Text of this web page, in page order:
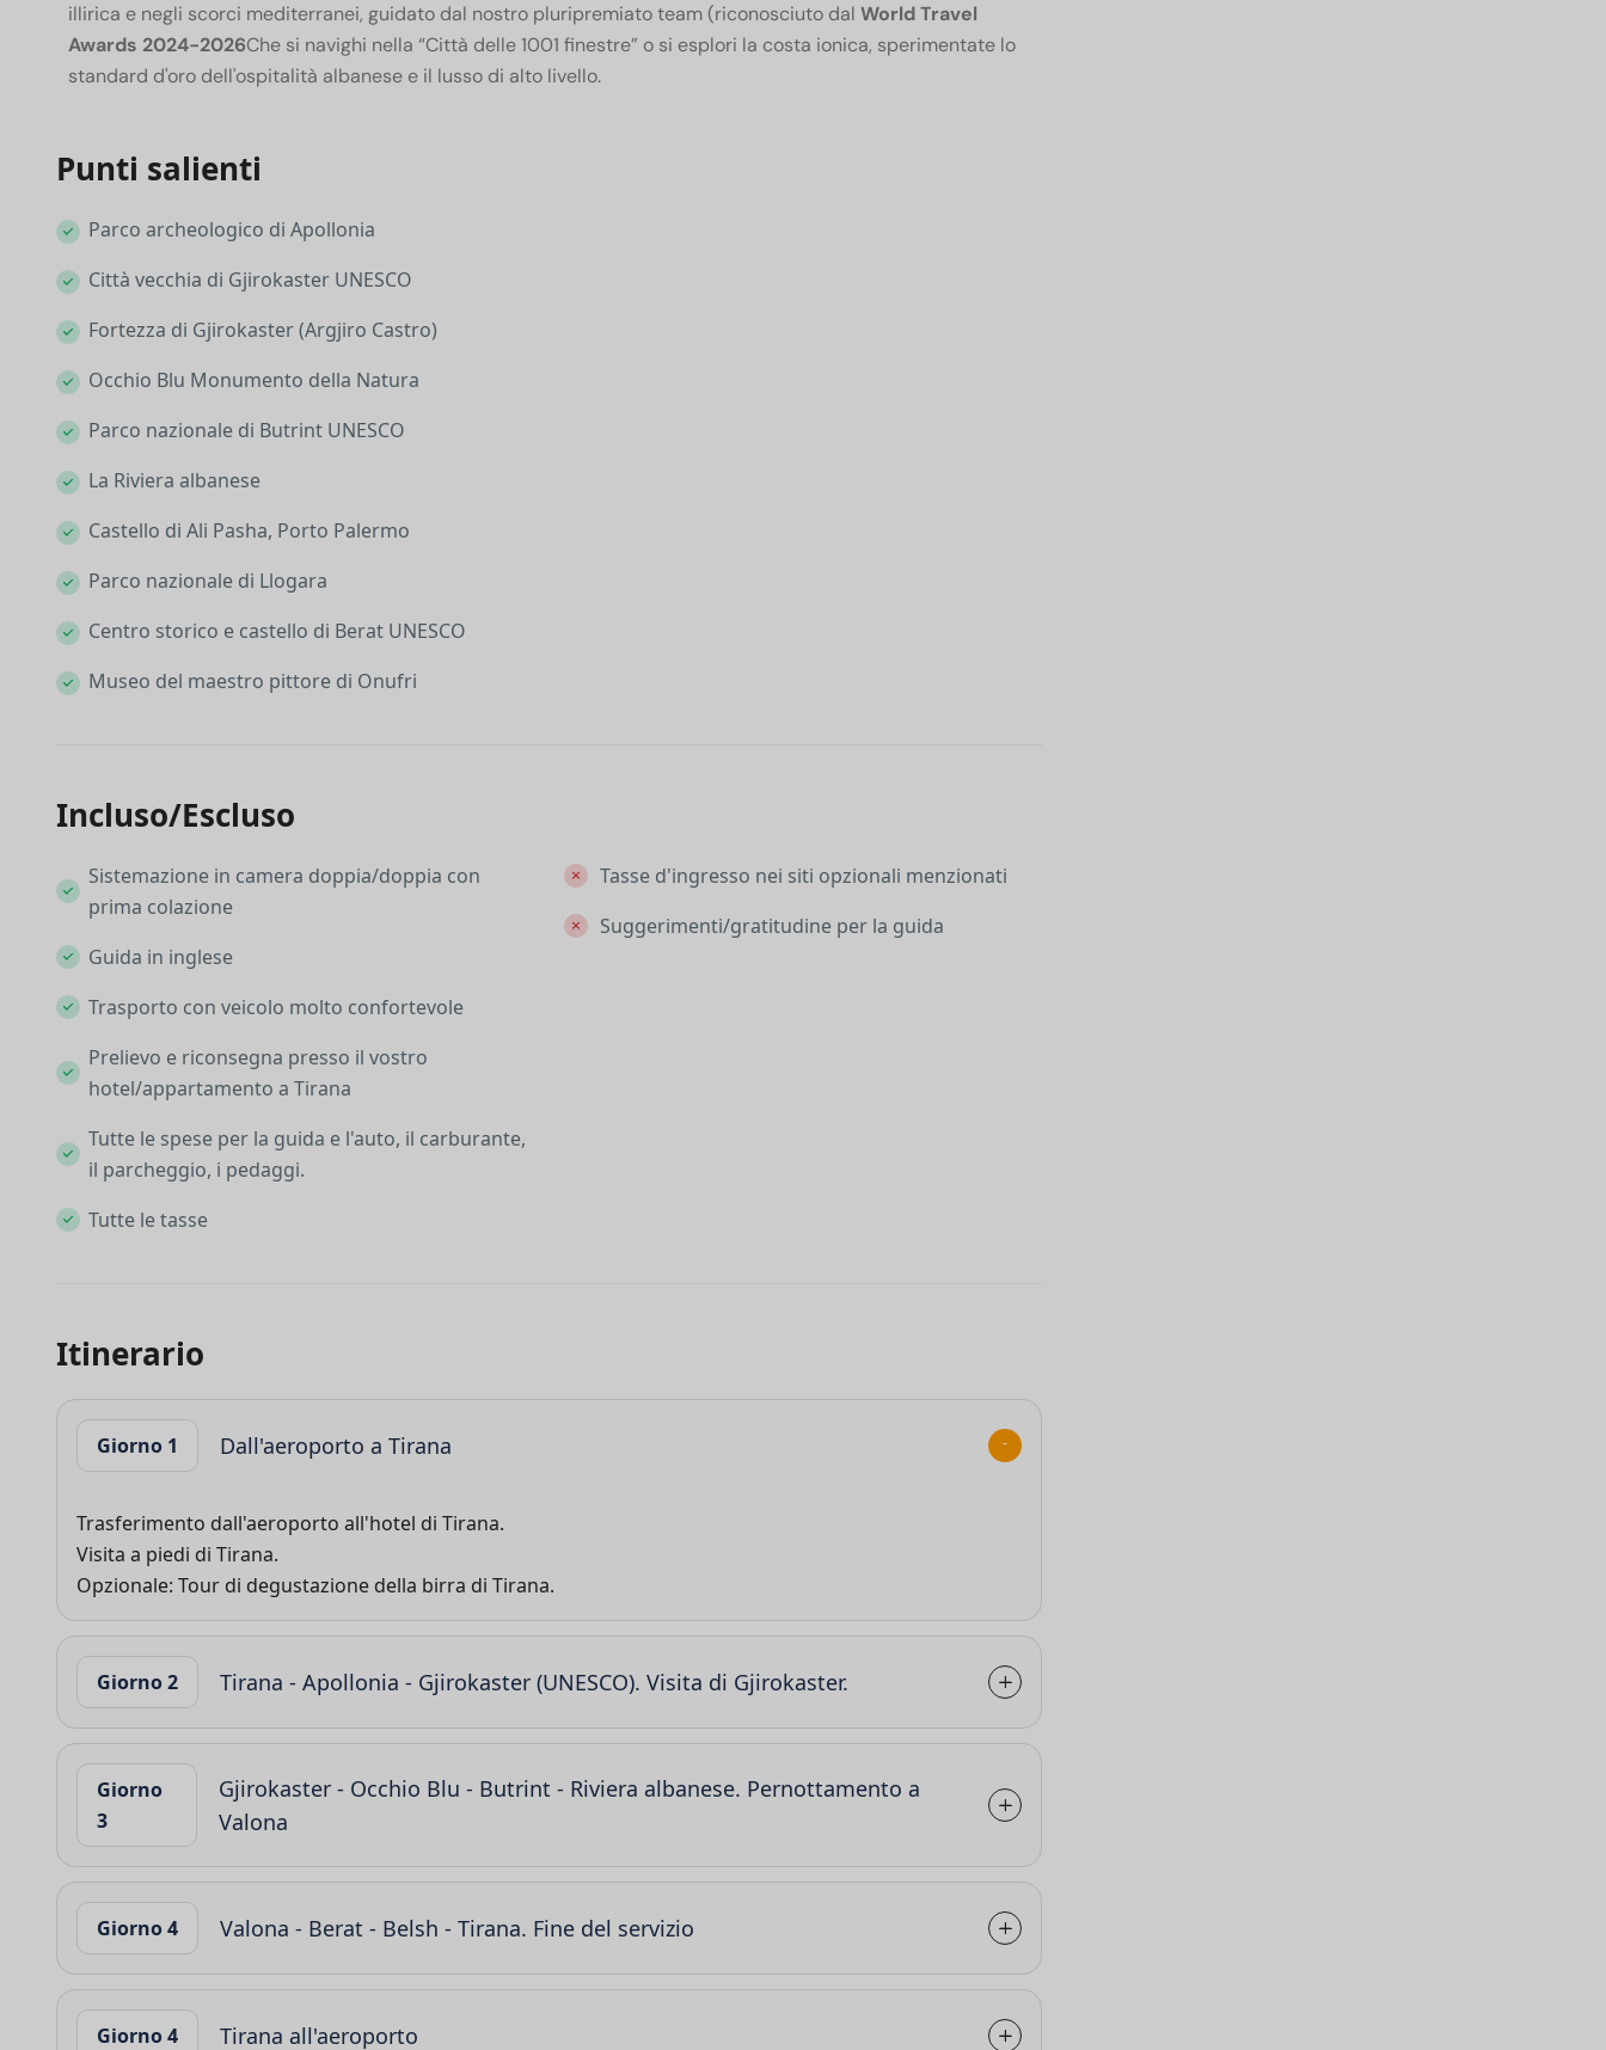
illirica e negli scorci mediterranei, guidato dal nostro pluripremiato team (riconosciuto dal World Travel
Awards 2024-2026Che si navighi nella “Città delle 1001 finestre” o si esplori la costa ionica, sperimentate lo
standard d'oro dell'ospitalità albanese e il lusso di alto livello.
Punti salienti
Parco archeologico di Apollonia
Città vecchia di Gjirokaster UNESCO
Fortezza di Gjirokaster (Argjiro Castro)
Occhio Blu Monumento della Natura
Parco nazionale di Butrint UNESCO
La Riviera albanese
Castello di Ali Pasha, Porto Palermo
Parco nazionale di Llogara
Centro storico e castello di Berat UNESCO
Museo del maestro pittore di Onufri
Incluso/Escluso
Sistemazione in camera doppia/doppia con
prima colazione
Guida in inglese
Trasporto con veicolo molto confortevole
Prelievo e riconsegna presso il vostro
hotel/appartamento a Tirana
Tutte le spese per la guida e l'auto, il carburante,
il parcheggio, i pedaggi.
Tutte le tasse
Tasse d'ingresso nei siti opzionali menzionati
Suggerimenti/gratitudine per la guida
Itinerario
Giorno 1 Dall'aeroporto a Tirana
Trasferimento dall'aeroporto all'hotel di Tirana.
Visita a piedi di Tirana.
Opzionale: Tour di degustazione della birra di Tirana.
Giorno 2 Tirana - Apollonia - Gjirokaster (UNESCO). Visita di Gjirokaster.
Giorno
3
Gjirokaster - Occhio Blu - Butrint - Riviera albanese. Pernottamento a
Valona
Giorno 4 Valona - Berat - Belsh - Tirana. Fine del servizio
Giorno 4 Tirana all'aeroporto